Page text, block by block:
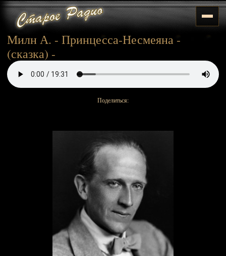
Милн А. - Принцесса-Несмеяна -
(сказка) -
Поделиться: